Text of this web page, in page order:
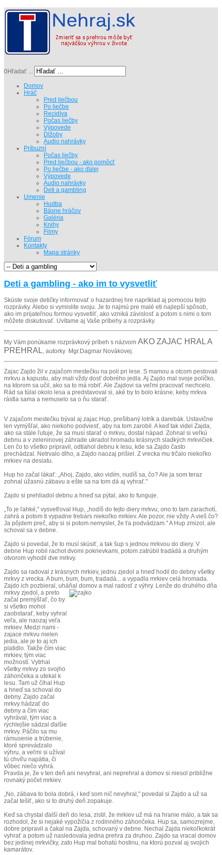
0Hľadať ...
Domov
Hráč
Pred liečbou
Po liečbe
Recidíva
Počas liečby
Výpovede
Dlžoby
Audio nahrávky
Príbuzní
Počas liečby
Pred liečbou - ako pomôcť
Po liečbe - ako ďalej
Výpovede
Audio nahrávky
Deti a gambling
Umenie
Hudba
Básne hráčov
Galéria
Knihy
Filmy
Fórum
Kontakty
Mapa stránky
Deti a gambling - ako im to vysvetliť
Skúste svoje detičky informovať o hazardnej hre napríklad aj pomocou tejto
rozprávky. Alebo si vymislite svoju. Je to najmú pre malé eti najlepší spôsob,
ako im prijateľnou formou vysvetliť, ako vzniká závislosť a potom s nimi o tom
môžete diskutovať. Uvítame aj Vaše príbehy a rozprávky.
My Vám ponúkame rozprávkový príbeh s názvom AKO ZAJAC HRAL A
PREHRA L , autorky Mgr. Dagmar Novákovej.
Zajac Zajdo žil v zajačom mestečku na poli pri lese. S mamou a otcom pestovali
mrkvu a kapustu, aby mali vždy dosť dobrého jedla. Aj Zajdo mal svoje políčko,
na ktorom sa učil, ako sa to má robiť. Ale Zajdovi sa veľmi pracovať nechcelo.
Rád sa túlal okolo lesa a predstavoval si, aké by to bolo krásne, keby mrkva
rástla sama a nemuselo sa o ňu starať.
V zajačom mestečku býval aj zajac Hup, prešibaný lotrík a darebák. Ustavične
len vymýšľal, ako niekoho podviesť, aby na tom zarobil. A keď tak videl Zajda,
ako sa stále ľutuje, že sa musí starať o mrkvu, dostal nápad. Zohnal si veľkú
debnu a v zeleninovej záhrade ukradol hromadu krásnych sladkých mrkvičiek.
Len čo to všetko pripravil, odtiahol debnu k lesu, kde sa Zajdo často
prechádzal. Netrvalo dlho, a Zajdo naozaj prišiel. Z vrecka mu trčalo niekoľko
mrkiev na desiatu.
Hup ho začal lákať: „Ahoj, Zajdo, ako vidím, nudíš sa, čo? Ale ja som teraz
zohnal úžasnú zábavu a ešte sa na tom dá aj vyhrať."
Zajdo si prehliadol debnu a hneď sa pýtal, ako to funguje.
„To je ľahké," vysvetľoval Hup, „hodíš do tejto diery mrkvu, ono to tam zarachotí,
zahrá a potom ti vypadne trebárs niekoľko mrkiev. Ale pozor, nie vždy. A vieš čo?
Ja pôjdem preč, aby si si potom nemyslel, že ťa podvádzam." A Hup zmizol, ale
schoval sa v debne.
Zajdo si povedal, že to musí skúsiť, a tak šup s jednou mrkvou do diery. V
debne Hup robil rachot dvomi pokrievkami, potom zatrúbil tradádá a druhým
otvorom vyhodil dve mrkvy.
Zajdo sa radoval z krásnych mrkiev, jednu zjedol a hneď hodil do debny všetky
mrkvy z vrecka. A bum, bum, bum, tradadá... a vypadla mrkiev celá hromada.
Zajdo ich pozbieral, uháňal domov a mal radosť z výhry. Lenže do druhého dňa
mrkvy zjedol, a preto
začal premýšľať, čo by
si všetko mohol
zaobstarať, keby vyhral
veľa, ale naozaj veľa
mrkiev. Medzi nami -
zajace mrkvu nielen
jedia, ale je to aj ich
platidlo. Takže čím viac
mrkiev, tým viac
možností. Vytrhal
všetky mrkvy zo svojho
záhončeka a utekal k
lesu. Tam už číhal Hup
a hneď sa schoval do
debny. Zajdo začal
mrkvy hádzať do
debny a čím viac
vyhrával, tým viac a
rýchlejšie sádzal ďalšie
mrkvy. Páčilo sa mu
rámusenie a trúbenie,
ktoré sprevádzalo
výhru, a veľmi si užíval
tú chvíľu napätia, či
vôbec niečo vyhrá.
Pravda je, že v ten deň ani nevyhral, ani neprehral a domov si niesol približne
rovnaký počet mrkiev.
„No, zábava to bola dobrá, i keď som nič nevyhral," povedal si Zajdo a už sa
začal tešiť, ako si to druhý deň zopakuje.
Keď sa chystal ďalší deň do lesa, zistil, že mrkiev už má na hranie málo, a tak sa
rozhodol, že si nejaké vypožičia z rodinného záhončeka. Hup sa, samozrejme,
dobre pripravil a čakal na Zajda, schovaný v debne. Nechal Zajda niekoľkokrát
vyhrať a potom už nasledovala jedna prehra za druhou. Zajdo sa vracal domov
bez jedinej mrkvičky, zato Hup mal bohatú hostinu, na ktorú pozval aj svojich
kamarátov.